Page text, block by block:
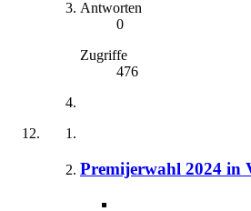
Antworten
0
Zugriffe
476
Premijerwahl 2024 in